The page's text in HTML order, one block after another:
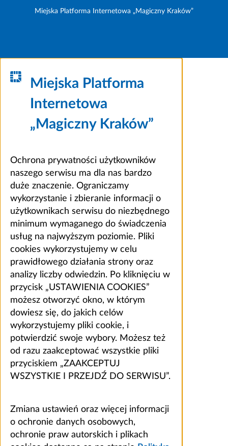
Miejska Platforma Internetowa „Magiczny Kraków”
Miejska Platforma
Internetowa
„Magiczny Kraków”
Ochrona prywatności użytkowników
naszego serwisu ma dla nas bardzo
duże znaczenie. Ograniczamy
wykorzystanie i zbieranie informacji o
użytkownikach serwisu do niezbędnego
minimum wymaganego do świadczenia
usług na najwyższym poziomie. Pliki
cookies wykorzystujemy w celu
prawidłowego działania strony oraz
analizy liczby odwiedzin. Po kliknięciu w
przycisk „USTAWIENIA COOKIES”
możesz otworzyć okno, w którym
dowiesz się, do jakich celów
wykorzystujemy pliki cookie, i
potwierdzić swoje wybory. Możesz też
od razu zaakceptować wszystkie pliki
przyciskiem „ZAAKCEPTUJ
WSZYSTKIE I PRZEJDŹ DO SERWISU”.
Zmiana ustawień oraz więcej informacji
o ochronie danych osobowych,
ochronie praw autorskich i plikach